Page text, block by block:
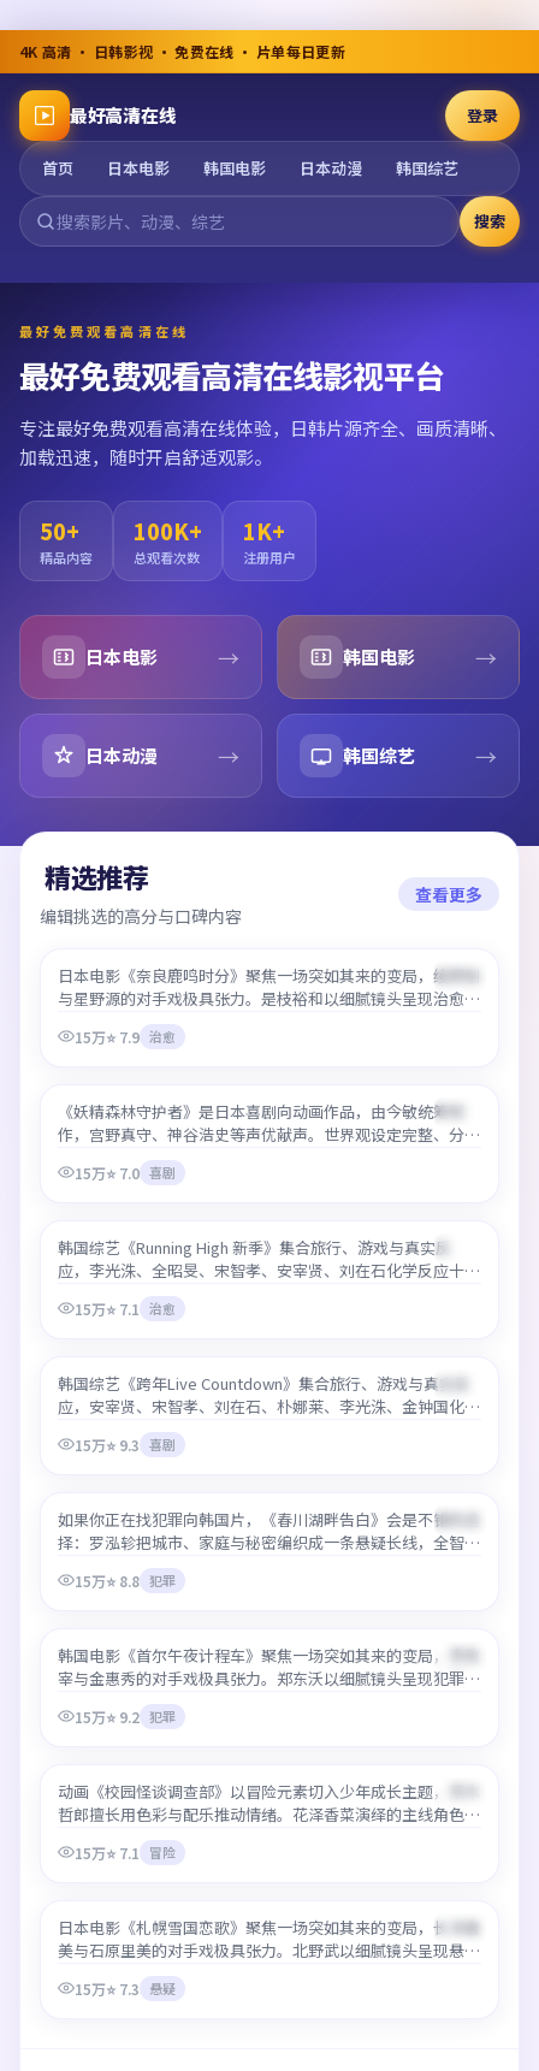
4K 高清 · 日韩影视 · 免费在线 · 片单每日更新
最好高清在线
首页 日本电影 韩国电影 日本动漫 韩国综艺
搜索
登录
最好免费观看高清在线
最好免费观看高清在线影视平台
专注最好免费观看高清在线体验，日韩片源齐全、画质清晰、
加载迅速，随时开启舒适观影。
50+
精品内容
100K+
总观看次数
1K+
注册用户
日本电影 → 韩国电影 →
日本动漫 → 韩国综艺 →
精选推荐
编辑挑选的高分与口碑内容
查看更多
精选 99:59
奈良鹿鸣时分
日本电影《奈良鹿鸣时分》聚焦一场突如其来的变局，绫野刚
与星野源的对手戏极具张力。是枝裕和以细腻镜头呈现治愈类
需等待更新。
15万⭐7.9 治愈
精选 22:16
《妖精森林守护者》是日本喜剧向动画作品，由今敏统筹制
作，宫野真守、神谷浩史等声优献声。世界观设定完整、分镜
议按顺序观看。
15万⭐7.0 喜剧
精选
韩国综艺《Running High 新季》集合旅行、游戏与真实反
应，李光洙、全昭旻、宋智孝、安宰贤、刘在石化学反应十
与收音都经过优化，适合移动端观看。
15万⭐7.1 治愈
精选
韩国综艺《跨年Live Countdown》集合旅行、游戏与真实反
应，安宰贤、宋智孝、刘在石、朴娜莱、李光洙、金钟国化学
下画面与收音都经过优化，适合移动端观看。
15万⭐9.3 喜剧
精选 99:29
如果你正在找犯罪向韩国片，《春川湖畔告白》会是不错的选
择：罗泓轸把城市、家庭与秘密编织成一条悬疑长线，全智
看高清在线服务，热门时段也能保持清晰码率。
15万⭐8.8 犯罪
精选
韩国电影《首尔午夜计程车》聚焦一场突如其来的变局，李政
宰与金惠秀的对手戏极具张力。郑东沃以细腻镜头呈现犯罪类
需等待更新。
15万⭐9.2 犯罪
精选
动画《校园怪谈调查部》以冒险元素切入少年成长主题，荒木
哲郎擅长用色彩与配乐推动情绪。花泽香菜演绎的主线角色令
度快。
15万⭐7.1 冒险
精选 99:15
日本电影《札幌雪国恋歌》聚焦一场突如其来的变局，长泽雅
美与石原里美的对手戏极具张力。北野武以细腻镜头呈现悬疑
无需等待更新。
15万⭐7.3 悬疑